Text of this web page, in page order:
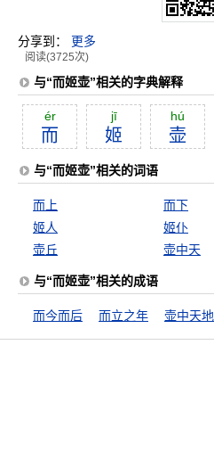
分享到： 更多
阅读(3725次)
与“而姬壶”相关的字典解释
ér
而
jī
姬
hú
壶
与“而姬壶”相关的词语
而上 而下
姬人
姬仆
壶丘
壶中天
与“而姬壶”相关的成语
而今而后 而立之年 壶中天地